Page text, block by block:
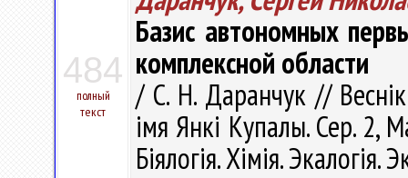
484
полный
текст
Базис автономных
комплексной области
/ С. Н. Даранчук // Веснік
імя Янкі Купалы. Сер. 2,
Біялогія. Хімія.